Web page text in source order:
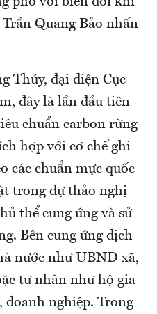
Quang Bảo nhấn
Thúy, đại diện Cục
đây là lần đầu tiên
chuẩn carbon rừng
hợp với cơ chế ghi
các chuẩn mực quốc
trong dự thảo nghị
thể cung ứng và sử
Bên cung ứng dịch
nước như UBND xã,
tư nhân như hộ gia
doanh nghiệp. Trong